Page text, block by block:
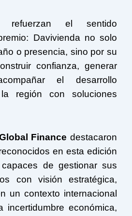
refuerzan el sentido
Davivienda no solo
o presencia, sino por su
confianza, generar
el desarrollo
región con soluciones
Finance destacaron
en esta edición
de gestionar sus
con visión estratégica,
un contexto internacional
incertidumbre económica,